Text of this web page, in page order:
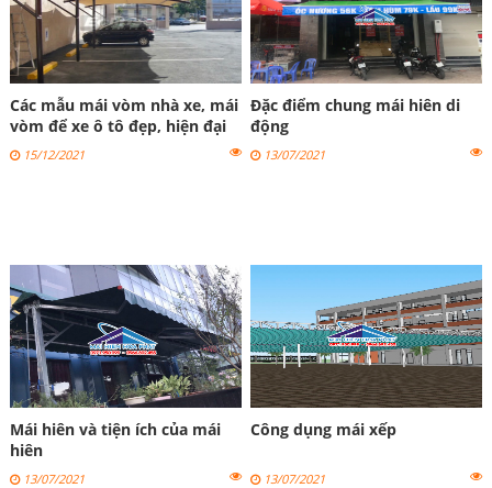
Các mẫu mái vòm nhà xe, mái
vòm để xe ô tô đẹp, hiện đại
202315/12/2021
Đặc điểm chung mái hiên di
động
13/07/2021
Mái hiên và tiện ích của mái
hiên
13/07/2021
Công dụng mái xếp
13/07/2021